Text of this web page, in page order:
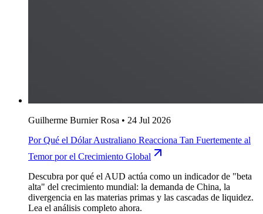
Guilherme Burnier Rosa • 24 Jul 2026
Por Qué el Dólar Australiano Reacciona Tan Fuertemente al
Temor por el Crecimiento Global
Descubra por qué el AUD actúa como un indicador de "beta
alta" del crecimiento mundial: la demanda de China, la
divergencia en las materias primas y las cascadas de liquidez.
Lea el análisis completo ahora.